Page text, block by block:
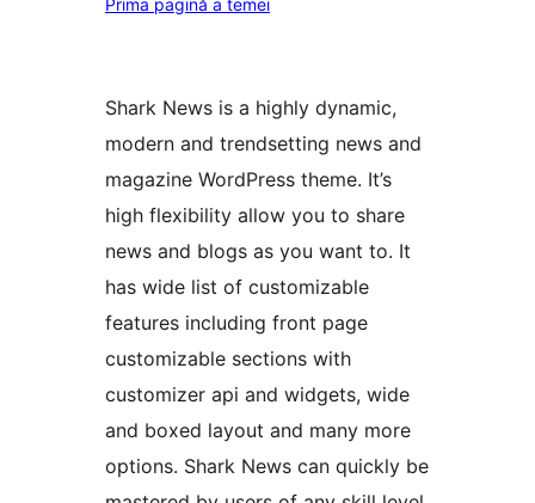
Prima pagină a temei
Shark News is a highly dynamic,
modern and trendsetting news and
magazine WordPress theme. It’s
high flexibility allow you to share
news and blogs as you want to. It
has wide list of customizable
features including front page
customizable sections with
customizer api and widgets, wide
and boxed layout and many more
options. Shark News can quickly be